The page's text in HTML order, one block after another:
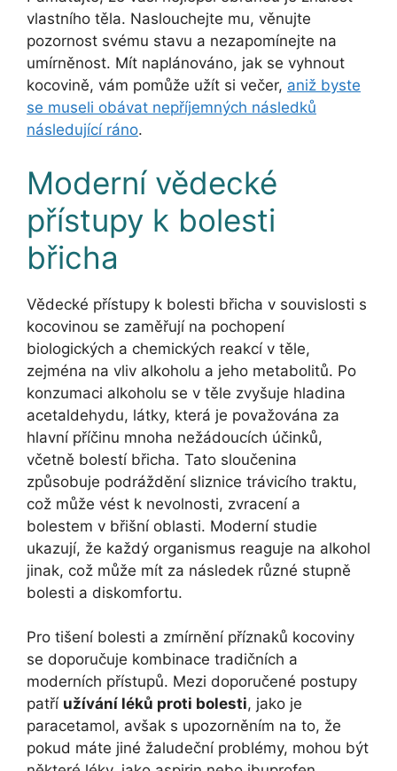
vlastního těla. Naslouchejte mu, věnujte
pozornost svému stavu a nezapomínejte na
umírněnost. Mít naplánováno, jak se vyhnout
kocovině, vám pomůže užít si večer, aniž byste
se museli obávat nepříjemných následků
následující ráno.
Moderní vědecké
přístupy k bolesti
břicha
Vědecké přístupy k bolesti břicha v souvislosti s
kocovinou se zaměřují na pochopení
biologických a chemických reakcí v těle,
zejména na vliv alkoholu a jeho metabolitů. Po
konzumaci alkoholu se v těle zvyšuje hladina
acetaldehydu, látky, která je považována za
hlavní příčinu mnoha nežádoucích účinků,
včetně bolestí břicha. Tato sloučenina
způsobuje podráždění sliznice trávicího traktu,
což může vést k nevolnosti, zvracení a
bolestem v břišní oblasti. Moderní studie
ukazují, že každý organismus reaguje na alkohol
jinak, což může mít za následek různé stupně
bolesti a diskomfortu.
Pro tišení bolesti a zmírnění příznaků kocoviny
se doporučuje kombinace tradičních a
moderních přístupů. Mezi doporučené postupy
patří užívání léků proti bolesti, jako je
paracetamol, avšak s upozorněním na to, že
pokud máte jiné žaludeční problémy, mohou být